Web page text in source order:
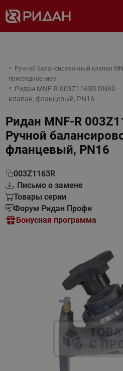
Ручной балансировочный клапан
присоединением
Ридан MNF-R 003Z1163R DN80
клапан, фланцевый, PN16
Ридан MNF-R
Ручной
фланцевый, PN16
003Z1163R
Письмо о замене
Товары серии
Форум Ридан Профи
Бонусная программа